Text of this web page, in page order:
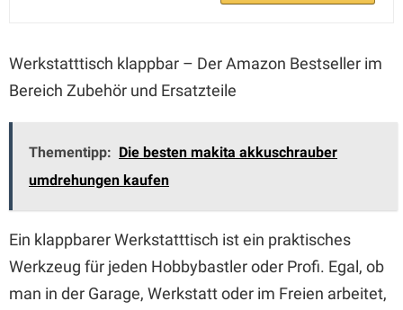
Werkstatttisch klappbar – Der Amazon Bestseller im
Bereich Zubehör und Ersatzteile
Thementipp: Die besten makita akkuschrauber
umdrehungen kaufen
Ein klappbarer Werkstatttisch ist ein praktisches
Werkzeug für jeden Hobbybastler oder Profi. Egal, ob
man in der Garage, Werkstatt oder im Freien arbeitet,